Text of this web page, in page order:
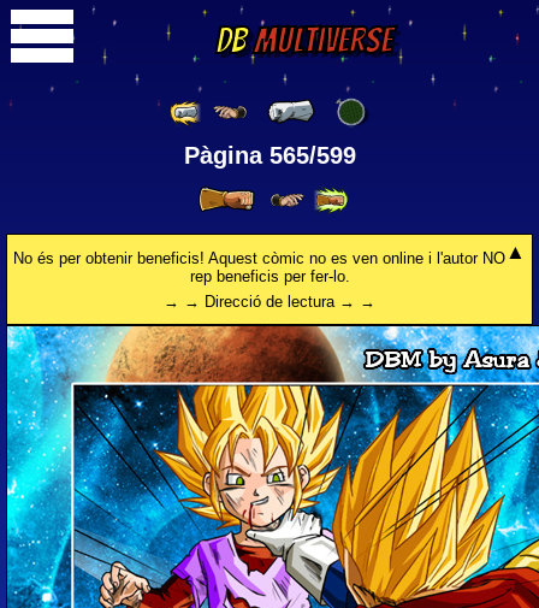
DBMultiverse
Pàgina 565/599
No és per obtenir beneficis! Aquest còmic no es ven online i l'autor NO
rep beneficis per fer-lo.
→ → Direcció de lectura → →